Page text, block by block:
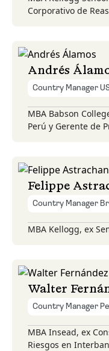
Corporativo de
Andrés
Country Manager
MBA Babson
Perú y Gerente de
Felippe
Country Manager
MBA Kellogg, ex
Walter
Country Manager
MBA Insead, ex
Riesgos en